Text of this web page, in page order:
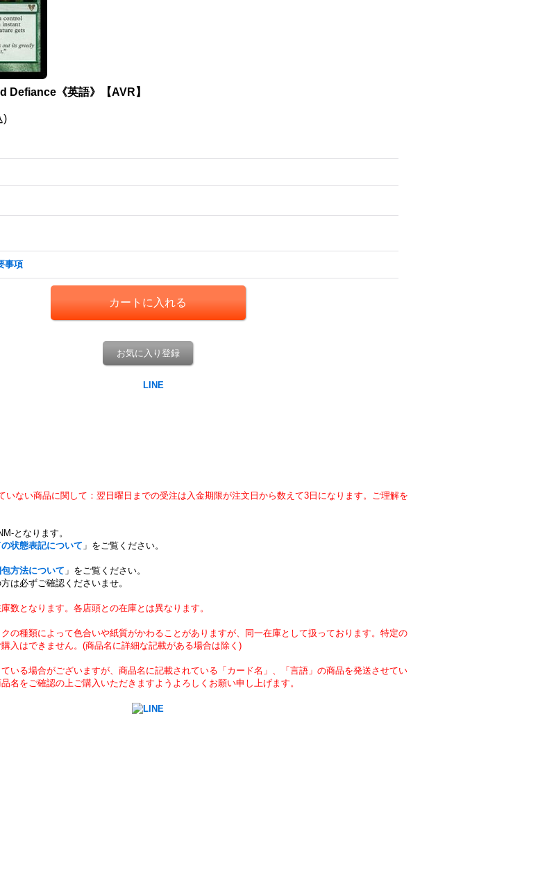
Defiance《英語》【AVR】
)
事項
お気に入り登録
ない商品に関して：翌日曜日までの受注は入金期限が注文日から数えて3日になります。ご理解を
となります。
状態表記について 」をご覧ください。
方法について 」をご覧ください。
は必ずご確認くださいませ。
数となります。各店頭との在庫とは異なります。
の種類によって色合いや紙質がかわることがありますが、同一在庫として扱っております。特定の
入はできません。(商品名に詳細な記載がある場合は除く)
いる場合がございますが、商品名に記載されている「カード名」、「言語」の商品を発送させてい
名をご確認の上ご購入いただきますようよろしくお願い申し上げます。